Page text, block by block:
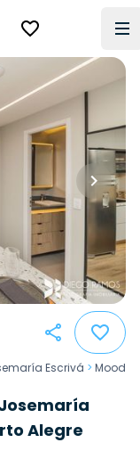
Escrivá > Mood
Alegre